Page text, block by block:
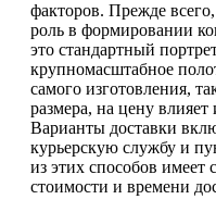
факторов. Прежде
роль в формировании
это стандартный
крупномасштабное
самого изготовления,
размера, на цену
Варианты доставки
курьерскую службу и
из этих способов имеет
стоимости и времени